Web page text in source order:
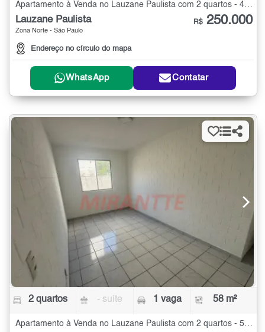
Apartamento à Venda no Lauzane Paulista com 2 quartos - 47 m²
Lauzane Paulista
Zona Norte - São Paulo
Endereço no círculo do mapa
R$ 250.000
WhatsApp Contatar
2 quartos - suíte 1 vaga 58 m²